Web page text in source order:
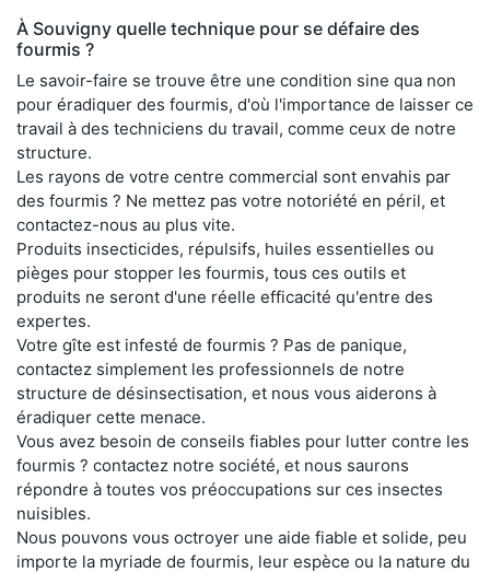
À Souvigny quelle technique pour se défaire des
fourmis ?
Le savoir-faire se trouve être une condition sine qua non
pour éradiquer des fourmis, d'où l'importance de laisser ce
travail à des techniciens du travail, comme ceux de notre
structure.
Les rayons de votre centre commercial sont envahis par
des fourmis ? Ne mettez pas votre notoriété en péril, et
contactez-nous au plus vite.
Produits insecticides, répulsifs, huiles essentielles ou
pièges pour stopper les fourmis, tous ces outils et
produits ne seront d'une réelle efficacité qu'entre des
expertes.
Votre gîte est infesté de fourmis ? Pas de panique,
contactez simplement les professionnels de notre
structure de désinsectisation, et nous vous aiderons à
éradiquer cette menace.
Vous avez besoin de conseils fiables pour lutter contre les
fourmis ? contactez notre société, et nous saurons
répondre à toutes vos préoccupations sur ces insectes
nuisibles.
Nous pouvons vous octroyer une aide fiable et solide, peu
importe la myriade de fourmis, leur espèce ou la nature du